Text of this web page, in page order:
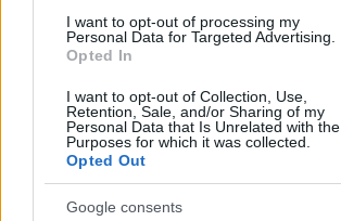
I want to opt-out of processing my
Personal Data for Targeted Advertising.
Opted In
I want to opt-out of Collection, Use,
Retention, Sale, and/or Sharing of my
Personal Data that Is Unrelated with the
Purposes for which it was collected.
Opted Out
Google consents